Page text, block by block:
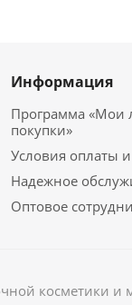
Информация
Программа «Мои
покупки»
Условия оплаты
Надежное
Оптовое
косметики